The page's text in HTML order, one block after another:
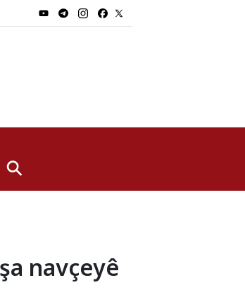
⚲
navçeyê